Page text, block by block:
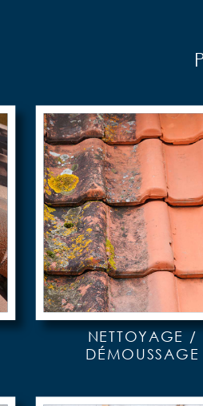
NETTOYAGE /
DÉMOUSSAGE